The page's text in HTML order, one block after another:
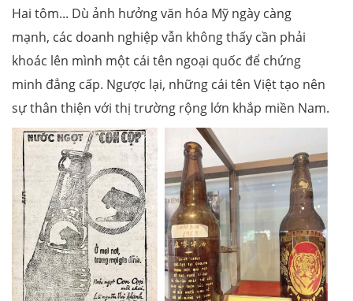
Hai tôm... Dù ảnh hưởng văn hóa Mỹ ngày càng
mạnh, các doanh nghiệp vẫn không thấy cần phải
khoác lên mình một cái tên ngoại quốc để chứng
minh đẳng cấp. Ngược lại, những cái tên Việt tạo nên
sự thân thiện với thị trường rộng lớn khắp miền Nam.